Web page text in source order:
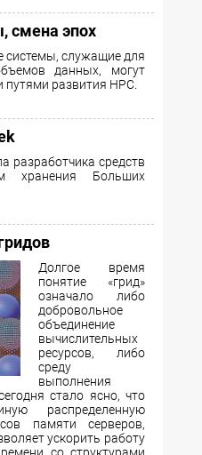
смена эпох
системы, служащие для
данных, могут
развития HPC.
разработчика средств
хранения Больших
Долгое время
понятие «грид»
означало либо
добровольное
объединение
вычислительных
ресурсов, либо
среду
выполнения
стало ясно, что
распределенную
памяти серверов,
ускорить работу